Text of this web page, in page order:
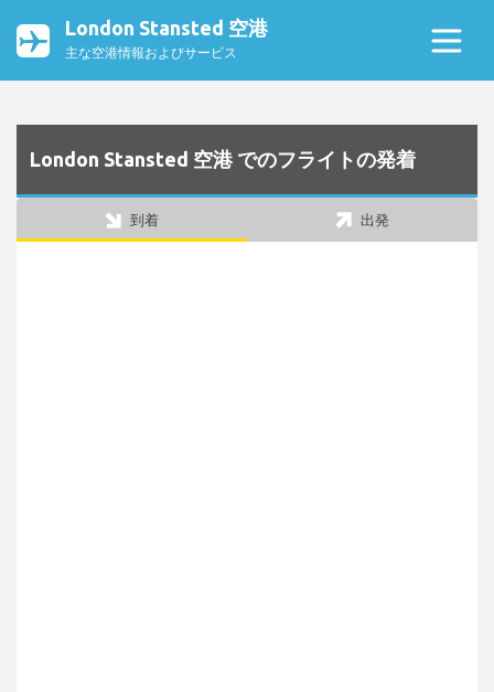
London Stansted 空港
主な空港情報およびサービス
London Stansted 空港 でのフライトの発着
到着 出発